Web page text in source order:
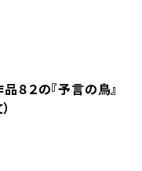
８２の『予言の鳥』